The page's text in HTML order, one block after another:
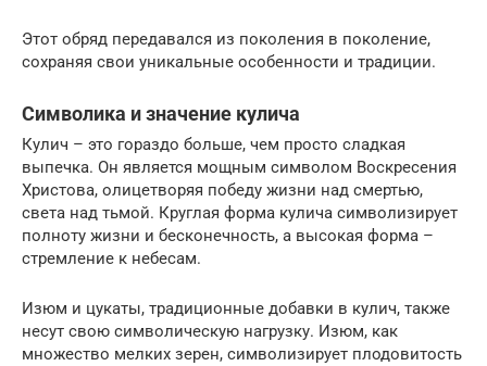
Этот обряд передавался из поколения в поколение,
сохраняя свои уникальные особенности и традиции.
Символика и значение кулича
Кулич – это гораздо больше, чем просто сладкая
выпечка. Он является мощным символом Воскресения
Христова, олицетворяя победу жизни над смертью,
света над тьмой. Круглая форма кулича символизирует
полноту жизни и бесконечность, а высокая форма –
стремление к небесам.
Изюм и цукаты, традиционные добавки в кулич, также
несут свою символическую нагрузку. Изюм, как
множество мелких зерен, символизирует плодовитость